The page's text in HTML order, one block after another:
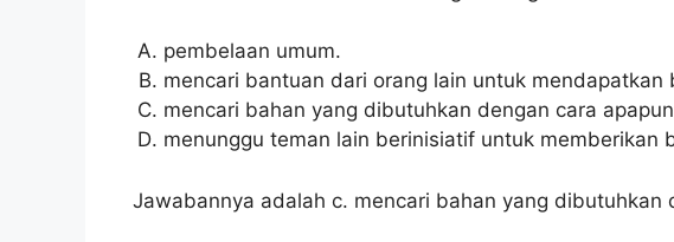
pembelaan umum.
mencari bantuan dari orang lain untuk mendapatkan
mencari bahan yang dibutuhkan dengan cara
menunggu teman lain berinisiatif untuk memberikan
Jawabannya adalah c. mencari bahan yang dibutuhkan